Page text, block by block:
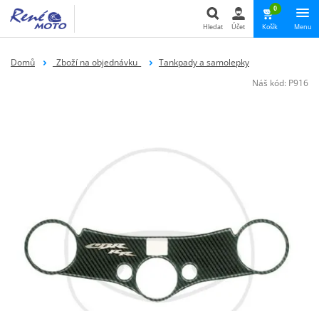
Hledat Účet
0
Košík Menu
Domů _Zboží na objednávku_
Tankpady a samolepky
Náš kód: P916